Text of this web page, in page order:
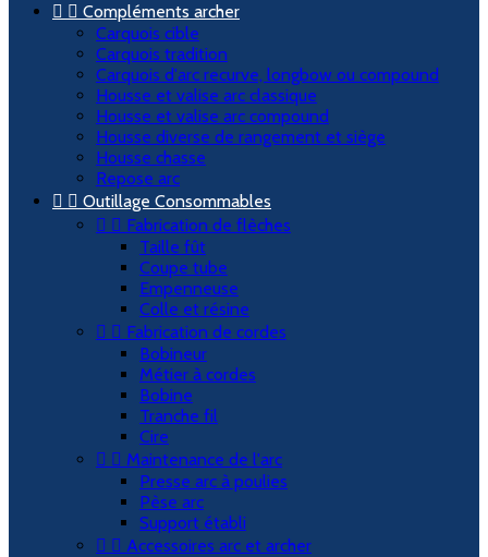
  Compléments archer
Carquois cible
Carquois tradition
Carquois d'arc recurve, longbow ou compound
Housse et valise arc classique
Housse et valise arc compound
Housse diverse de rangement et siège
Housse chasse
Repose arc
  Outillage Consommables
  Fabrication de flèches
Taille fût
Coupe tube
Empenneuse
Colle et résine
  Fabrication de cordes
Bobineur
Métier à cordes
Bobine
Tranche fil
Cire
  Maintenance de l'arc
Presse arc à poulies
Pèse arc
Support établi
  Accessoires arc et archer